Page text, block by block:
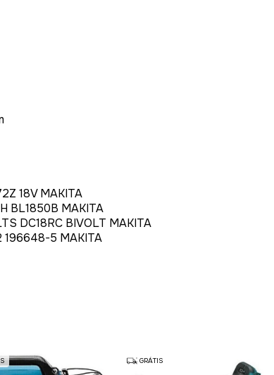
18V MAKITA
BL1850B MAKITA
DC18RC BIVOLT MAKITA
196648-5 MAKITA
GRÁTIS